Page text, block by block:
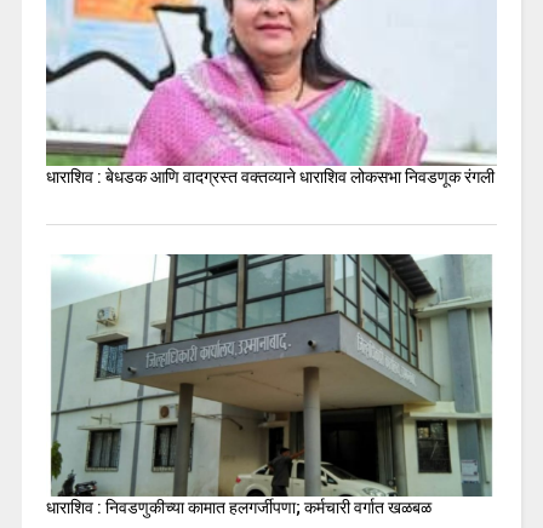
धाराशिव : बेधडक आणि वादग्रस्त वक्तव्याने धाराशिव लोकसभा निवडणूक रंगली
धाराशिव : निवडणुकीच्या कामात हलगर्जीपणा; कर्मचारी वर्गात खळबळ